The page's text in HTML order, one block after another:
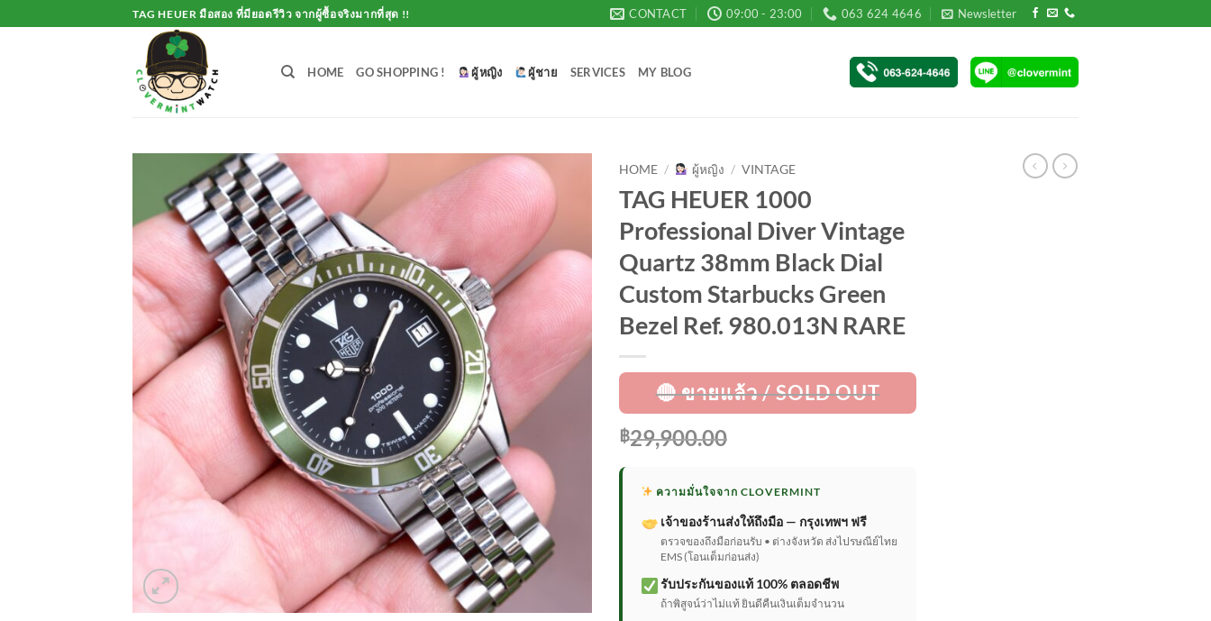
to
TAG HEUER มือสอง ที่มียอดรีวิว จากผู้ซื้อจริงมากที่สุด !! CONTACT 09:00 - 23:00 063 624 4646 Newsletter
HOME GO SHOPPING ! ผู้หญิง ผู้ชาย SERVICES MY BLOG
Add to
Wishlist
HOME / ผู้หญิง / VINTAGE
TAG HEUER 1000
Professional Diver Vintage
Quartz 38mm Black Dial
Custom Starbucks Green
Bezel Ref. 980.013N RARE
฿29,900.00
ความมั่นใจจาก CLOVERMINT
เจ้าของร้านส่งให้ถึงมือ — กรุงเทพฯ ฟรี
ตรวจของถึงมือก่อนรับ • ต่างจังหวัด ส่งไปรษณีย์ไทย
EMS (โอนเต็มก่อนส่ง)
รับประกันของแท้ 100% ตลอดชีพ
ถ้าพิสูจน์ว่าไม่แท้ ยินดีคืนเงินเต็มจำนวน